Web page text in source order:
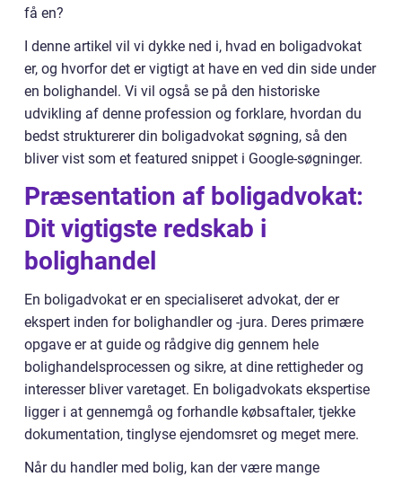
få en?
I denne artikel vil vi dykke ned i, hvad en boligadvokat
er, og hvorfor det er vigtigt at have en ved din side under
en bolighandel. Vi vil også se på den historiske
udvikling af denne profession og forklare, hvordan du
bedst strukturerer din boligadvokat søgning, så den
bliver vist som et featured snippet i Google-søgninger.
Præsentation af boligadvokat:
Dit vigtigste redskab i
bolighandel
En boligadvokat er en specialiseret advokat, der er
ekspert inden for bolighandler og -jura. Deres primære
opgave er at guide og rådgive dig gennem hele
bolighandelsprocessen og sikre, at dine rettigheder og
interesser bliver varetaget. En boligadvokats ekspertise
ligger i at gennemgå og forhandle købsaftaler, tjekke
dokumentation, tinglyse ejendomsret og meget mere.
Når du handler med bolig, kan der være mange